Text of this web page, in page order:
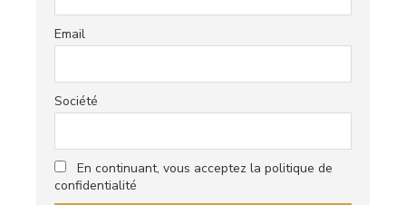
Email
Société
En continuant, vous acceptez la politique de
confidentialité